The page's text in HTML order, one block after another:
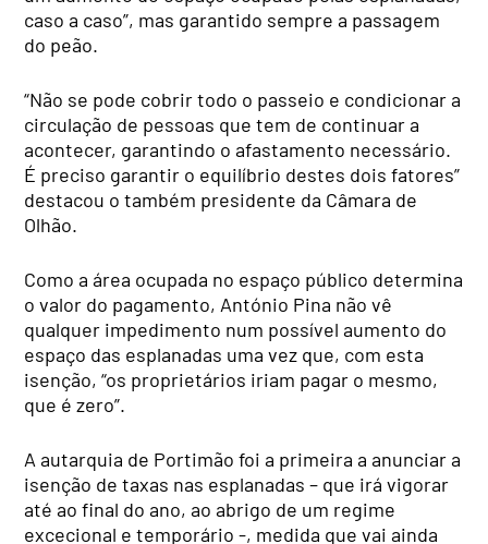
caso a caso”, mas garantido sempre a passagem
do peão.
“Não se pode cobrir todo o passeio e condicionar a
circulação de pessoas que tem de continuar a
acontecer, garantindo o afastamento necessário.
É preciso garantir o equilíbrio destes dois fatores”
destacou o também presidente da Câmara de
Olhão.
Como a área ocupada no espaço público determina
o valor do pagamento, António Pina não vê
qualquer impedimento num possível aumento do
espaço das esplanadas uma vez que, com esta
isenção, “os proprietários iriam pagar o mesmo,
que é zero”.
A autarquia de Portimão foi a primeira a anunciar a
isenção de taxas nas esplanadas – que irá vigorar
até ao final do ano, ao abrigo de um regime
excecional e temporário -, medida que vai ainda